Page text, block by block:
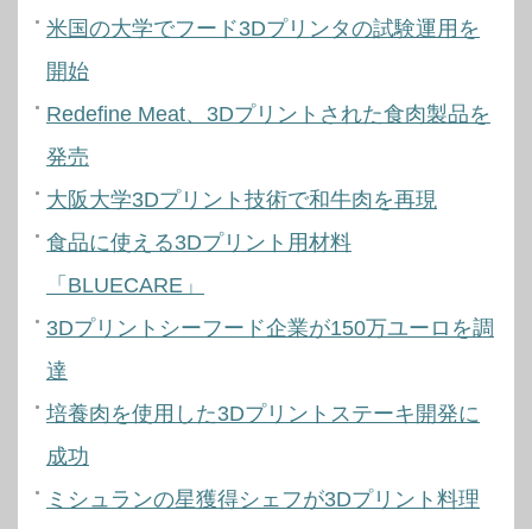
米国の大学でフード3Dプリンタの試験運用を
開始
Redefine Meat、3Dプリントされた食肉製品を
発売
大阪大学3Dプリント技術で和牛肉を再現
食品に使える3Dプリント用材料
「BLUECARE」
3Dプリントシーフード企業が150万ユーロを調
達
培養肉を使用した3Dプリントステーキ開発に
成功
ミシュランの星獲得シェフが3Dプリント料理